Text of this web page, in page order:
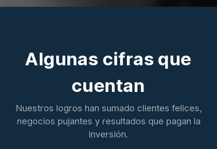
Algunas cifras que
cuentan
Nuestros logros han sumado clientes felices,
negocios pujantes y resultados que pagan la
inversión.